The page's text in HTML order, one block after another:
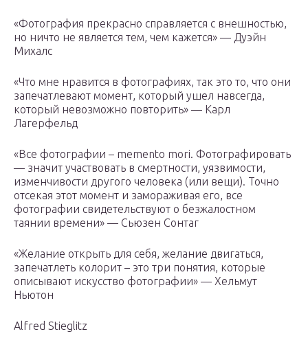
«Фотография прекрасно справляется с внешностью,
но ничто не является тем, чем кажется» — Дуэйн
Михалс
«Что мне нравится в фотографиях, так это то, что они
запечатлевают момент, который ушел навсегда,
который невозможно повторить» — Карл
Лагерфельд
«Все фотографии – memento mori. Фотографировать
— значит участвовать в смертности, уязвимости,
изменчивости другого человека (или вещи). Точно
отсекая этот момент и замораживая его, все
фотографии свидетельствуют о безжалостном
таянии времени» — Сьюзен Сонтаг
«Желание открыть для себя, желание двигаться,
запечатлеть колорит – это три понятия, которые
описывают искусство фотографии» — Хельмут
Ньютон
Alfred Stieglitz